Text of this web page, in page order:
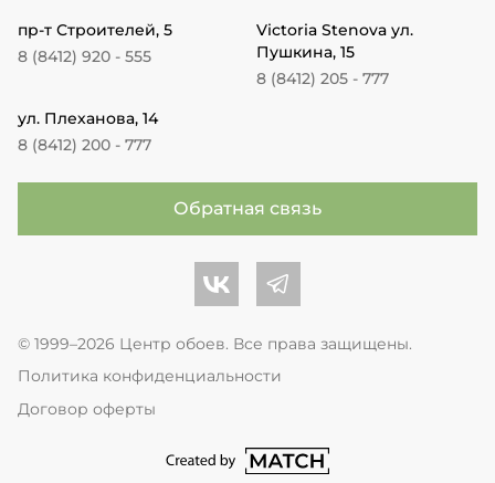
пр-т Строителей, 5
8 (8412) 920 - 555
Victoria Stenova ул.
Пушкина, 15
8 (8412) 205 - 777
ул. Плеханова, 14
8 (8412) 200 - 777
Обратная связь
Центр обоев во Вконтакте
Центр обоев в Телеграме
© 1999–2026 Центр обоев. Все права защищены.
Политика конфиденциальности
Договор оферты
перейти на сайт студии Match